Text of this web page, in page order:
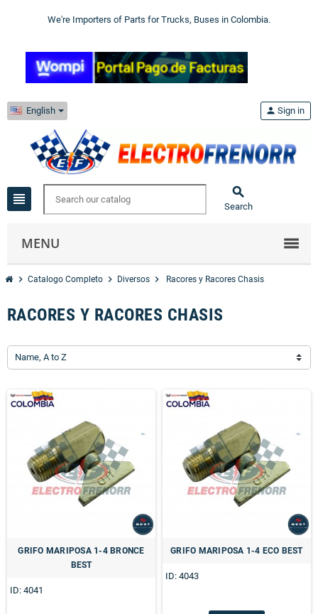
We're Importers of Parts for Trucks, Buses in Colombia.
English
view_headline 
Search
person Sign in
MENU
chevron_right Catalogo Completo chevron_right Diversos chevron_right Racores y Racores Chasis
RACORES Y RACORES CHASIS
Name, A to Z
GRIFO MARIPOSA 1-4 BRONCE
BEST
ID: 4041
GRIFO MARIPOSA 1-4 ECO BEST
ID: 4043